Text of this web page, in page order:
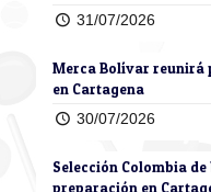
31/07/2026
Merca Bolívar reunirá
en Cartagena
30/07/2026
Selección Colombia
preparación en